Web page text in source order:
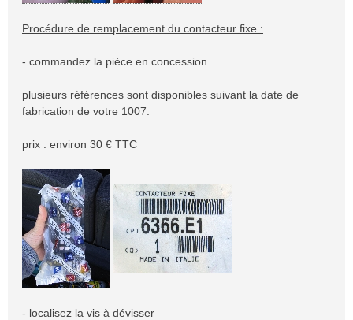
Procédure de remplacement du contacteur fixe :
- commandez la pièce en concession
plusieurs références sont disponibles suivant la date de
fabrication de votre 1007.
prix : environ 30 € TTC
- localisez la vis à dévisser